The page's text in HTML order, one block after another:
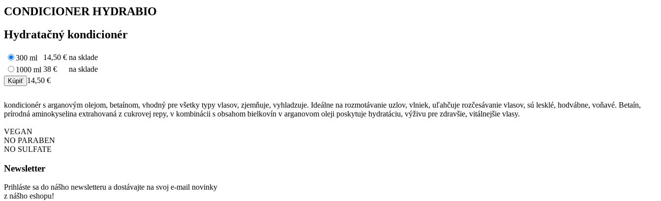
CONDICIONER HYDRABIO
Hydratačný kondicionér
300 ml 14,50 € na sklade
1000 ml 38 €
na sklade
14,50 €
kondicionér s arganovým olejom, betaínom, vhodný pre všetky typy vlasov, zjemňuje, vyhladzuje. Ideálne na rozmotávanie uzlov, vlniek, uľahčuje rozčesávanie vlasov, sú lesklé, hodvábne, voňavé. Betaín,
prírodná aminokyselina extrahovaná z cukrovej repy, v kombinácii s obsahom bielkovín v arganovom oleji poskytuje hydratáciu, výživu pre zdravšie, vitálnejšie vlasy.
VEGAN
NO PARABEN
NO SULFATE
Newsletter
Prihláste sa do nášho newsletteru a dostávajte na svoj e-mail novinky
z nášho eshopu!